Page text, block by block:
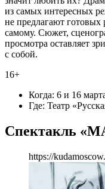
из самых интересных
не предлагают
самому. Сюжет,
просмотра оставляет
с собой.
16+
Когда: 6 и 16
Где: Театр
Спектакль
https://